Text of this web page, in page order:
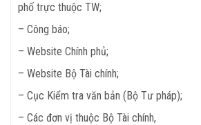
phố trực thuộc TW;
– Công báo;
– Website Chính phủ;
– Website Bộ Tài chính;
– Cục Kiểm tra văn bản (Bộ Tư pháp);
– Các đơn vị thuộc Bộ Tài chính,